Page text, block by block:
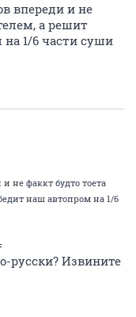
впереди и не
а решит
1/6 части суши
не факкт будто тоета
наш автопром на 1/6
русски? Извините